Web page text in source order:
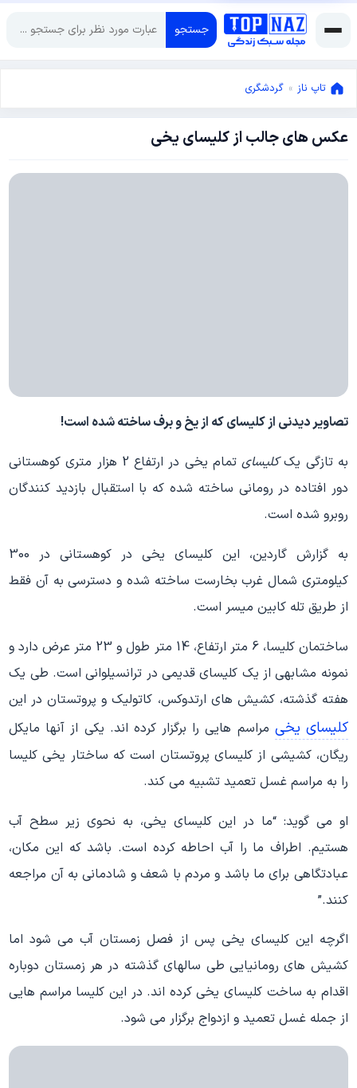
جستجو
تاپ ناز » گردشگری
عکس های جالب از کلیسای یخی
فوریه
2015
تصاویر دیدنی از کلیسای که از یخ و برف ساخته شده است!
به تازگی یککلیسای
تمام یخی در ارتفاع 2 هزار متری کوهستانی
دور افتاده در رومانی ساخته شده که با استقبال بازدید کنندگان
روبرو شده است.
به گزارش گاردین، این کلیسای یخی در کوهستانی در 300
کیلومتری شمال غرب بخارست ساخته شده و دسترسی به آن فقط
از طریق تله کابین میسر است.
ساختمان کلیسا، 6 متر ارتفاع، 14 متر طول و 23 متر عرض دارد و
نمونه مشابهی از یک کلیسای قدیمی در ترانسیلوانی است. طی یک
هفته گذشته، کشیش های ارتدوکس، کاتولیک و پروتستان در این
کلیسای یخی مراسم هایی را برگزار کرده اند. یکی از آنها مایکل
ریگان، کشیشی از کلیسای پروتستان است که ساختار یخی کلیسا
را به مراسم غسل تعمید تشبیه می کند.
او می گوید: “ما در این کلیسای یخی، به نحوی زیر سطح آب
هستیم. اطراف ما را آب احاطه کرده است. باشد که این مکان،
عبادتگاهی برای ما باشد و مردم با شعف و شادمانی به آن مراجعه
کنند.”
اگرچه این کلیسای یخی پس از فصل زمستان آب می شود اما
کشیش های رومانیایی طی سالهای گذشته در هر زمستان دوباره
اقدام به ساخت کلیسای یخی کرده اند. در این کلیسا مراسم هایی
از جمله غسل تعمید و ازدواج برگزار می شود.